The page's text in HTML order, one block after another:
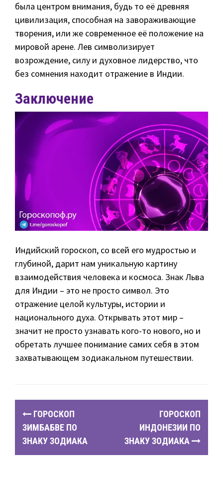
была центром внимания, будь то её древняя
цивилизация, способная на завораживающие
творения, или же современное её положение на
мировой арене. Лев символизирует
возрождение, силу и духовное лидерство, что
без сомнения находит отражение в Индии.
Заключение
Индийский гороскоп, со всей его мудростью и
глубиной, дарит нам уникальную картину
взаимодействия человека и космоса. Знак Льва
для Индии – это не просто символ. Это
отражение целой культуры, истории и
национального духа. Открывать этот мир –
значит не просто узнавать кого-то нового, но и
обретать лучшее понимание самих себя в этом
захватывающем зодиакальном путешествии.
P
o
ГОРОСКОП
ЗИМБАБВЕ ПО
ЗНАКУ ЗОДИАКА
ГОРОСКОП
ИНДОНЕЗИИ ПО
ЗНАКУ ЗОДИАКА